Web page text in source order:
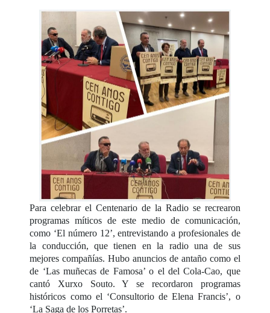
Para celebrar el Centenario de la Radio se recrearon
programas míticos de este medio de comunicación,
como ‘El número 12’, entrevistando a profesionales de
la conducción, que tienen en la radio una de sus
mejores compañías. Hubo anuncios de antaño como el
de ‘Las muñecas de Famosa’ o el del Cola-Cao, que
cantó Xurxo Souto. Y se recordaron programas
históricos como el ‘Consultorio de Elena Francis’, o
‘La Saga de los Porretas’.